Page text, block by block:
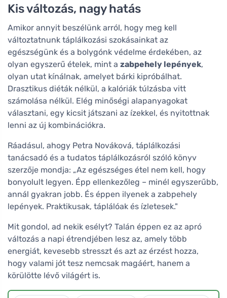
Kis változás, nagy hatás
Amikor annyit beszélünk arról, hogy meg kell
változtatnunk táplálkozási szokásainkat az
egészségünk és a bolygónk védelme érdekében, az
olyan egyszerű ételek, mint a zabpehely lepények,
olyan utat kínálnak, amelyet bárki kipróbálhat.
Drasztikus diéták nélkül, a kalóriák túlzásba vitt
számolása nélkül. Elég minőségi alapanyagokat
választani, egy kicsit játszani az ízekkel, és nyitottnak
lenni az új kombinációkra.
Ráadásul, ahogy Petra Nováková, táplálkozási
tanácsadó és a tudatos táplálkozásról szóló könyv
szerzője mondja: „Az egészséges étel nem kell, hogy
bonyolult legyen. Épp ellenkezőleg – minél egyszerűbb,
annál gyakran jobb. És éppen ilyenek a zabpehely
lepények. Praktikusak, táplálóak és ízletesek."
Mit gondol, ad nekik esélyt? Talán éppen ez az apró
változás a napi étrendjében lesz az, amely több
energiát, kevesebb stresszt és azt az érzést hozza,
hogy valami jót tesz nemcsak magáért, hanem a
körülötte lévő világért is.